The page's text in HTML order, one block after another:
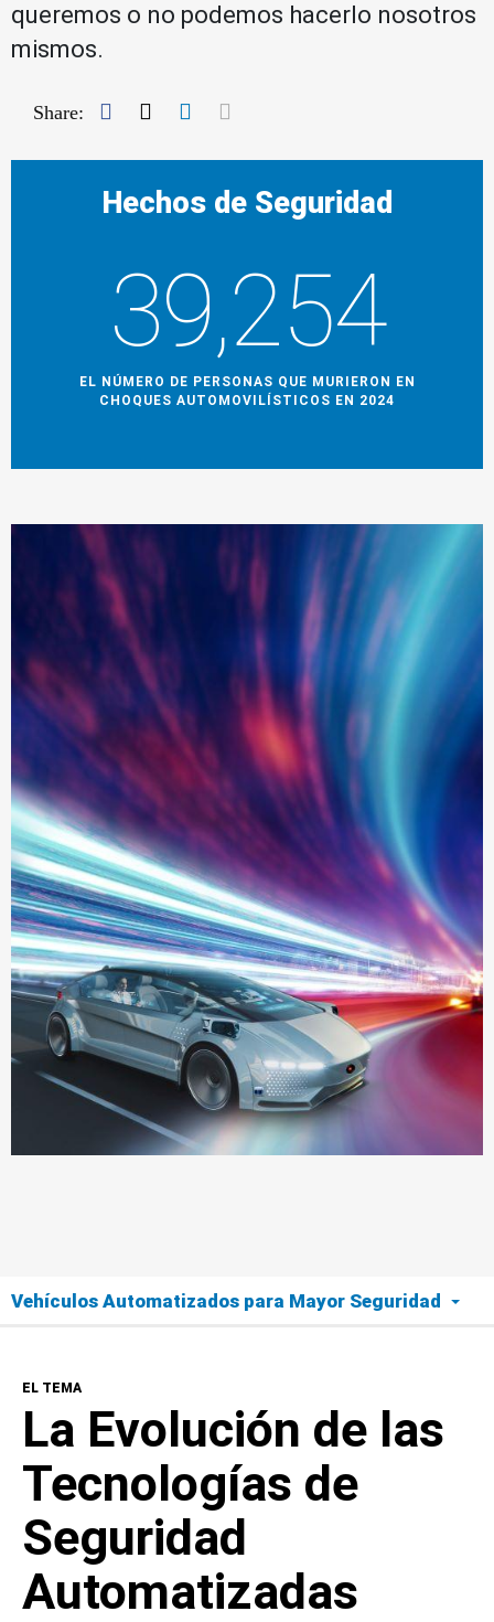
queremos o no podemos hacerlo nosotros
mismos.
Share: Facebook
TwitterLinkedIn
Hechos de Seguridad
39,254
EL NÚMERO DE PERSONAS QUE MURIERON EN
CHOQUES AUTOMOVILÍSTICOS EN 2024
Vehículos Automatizados para Mayor Seguridad
La Evolución de las Tecnologías de Seguridad
Automatizadas
El Camino hacia la Automatización Completa
Beneficios
Preguntas Frecuentes
EL TEMA
La Evolución de las
Tecnologías de
Seguridad
Automatizadas